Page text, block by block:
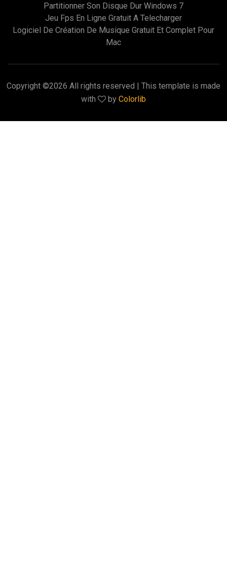
Partitionner Son Disque Dur Windows 7
Jeu Fps En Ligne Gratuit A Telecharger
Logiciel De Création De Musique Gratuit Et Complet Pour
Mac
Copyright ©2026 All rights reserved | This template is made
with
by Colorlib